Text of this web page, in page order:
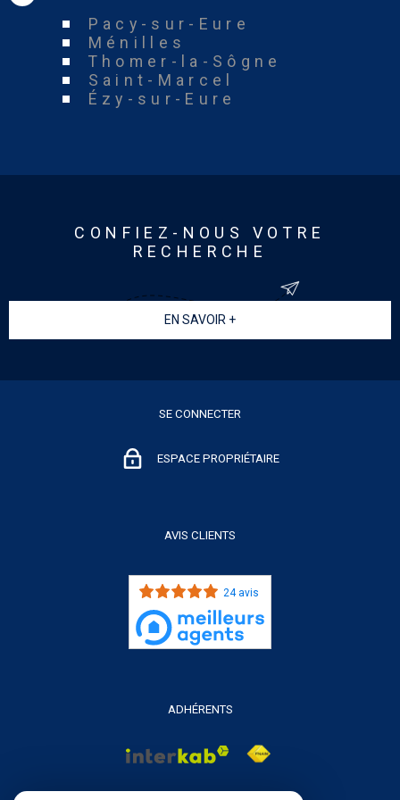
Pacy-sur-Eure
Ménilles
Thomer-la-Sôgne
Saint-Marcel
Ézy-sur-Eure
CONFIEZ-NOUS VOTRE
RECHERCHE
EN SAVOIR +
SE CONNECTER
ESPACE PROPRIÉTAIRE
AVIS CLIENTS
24 avis
ADHÉRENTS